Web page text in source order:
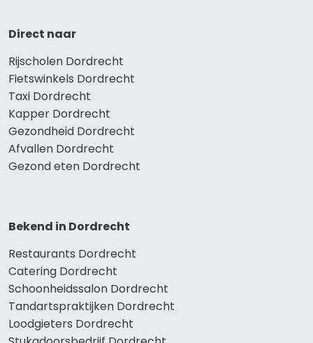
Direct naar
Rijscholen Dordrecht
Fietswinkels Dordrecht
Taxi Dordrecht
Kapper Dordrecht
Gezondheid Dordrecht
Afvallen Dordrecht
Gezond eten Dordrecht
Bekend in Dordrecht
Restaurants Dordrecht
Catering Dordrecht
Schoonheidssalon Dordrecht
Tandartspraktijken Dordrecht
Loodgieters Dordrecht